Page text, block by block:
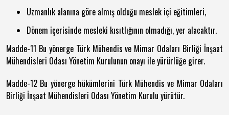
Uzmanlık alanına göre almış olduğu meslek içi eğitimleri,
Dönem içerisinde mesleki kısıtlığının olmadığı, yer alacaktır.
Madde-11 Bu yönerge Türk Mühendis ve Mimar Odaları Birliği İnşaat
Mühendisleri Odası Yönetim Kurulunun onayı ile yürürlüğe girer.
Madde-12 Bu yönerge hükümlerini Türk Mühendis ve Mimar Odaları
Birliği İnşaat Mühendisleri Odası Yönetim Kurulu yürütür.